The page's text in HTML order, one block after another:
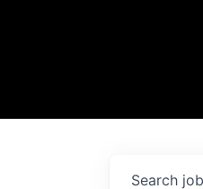
Search